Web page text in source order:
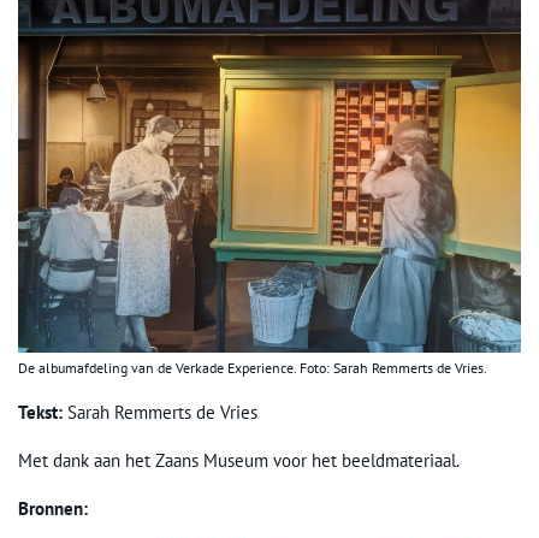
De albumafdeling van de Verkade Experience. Foto: Sarah Remmerts de Vries.
Tekst: Sarah Remmerts de Vries
Met dank aan het Zaans Museum voor het beeldmateriaal.
Bronnen: